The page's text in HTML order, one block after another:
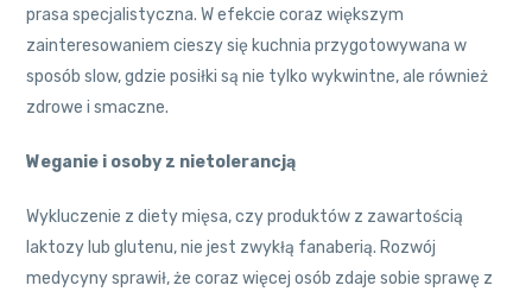
prasa specjalistyczna. W efekcie coraz większym
zainteresowaniem cieszy się kuchnia przygotowywana w
sposób slow, gdzie posiłki są nie tylko wykwintne, ale również
zdrowe i smaczne.
Weganie i osoby z nietolerancją
Wykluczenie z diety mięsa, czy produktów z zawartością
laktozy lub glutenu, nie jest zwykłą fanaberią. Rozwój
medycyny sprawił, że coraz więcej osób zdaje sobie sprawę z